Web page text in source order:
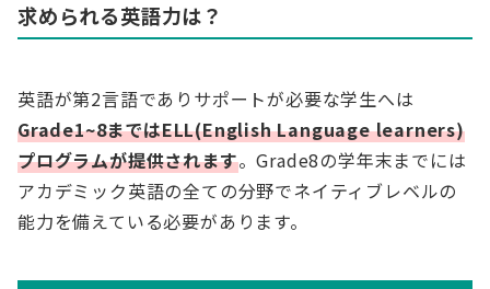
求められる英語力は？
英語が第2言語でありサポートが必要な学生へは
Grade1~8まではELL(English Language learners)
プログラムが提供されます。Grade8の学年末までには
アカデミック英語の全ての分野でネイティブレベルの
能力を備えている必要があります。